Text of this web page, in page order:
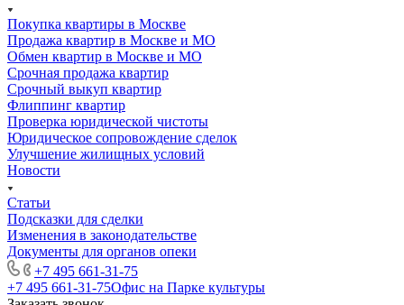
Покупка квартиры в Москве
Продажа квартир в Москве и МО
Обмен квартир в Москве и МО
Срочная продажа квартир
Срочный выкуп квартир
Флиппинг квартир
Проверка юридической чистоты
Юридическое сопровождение сделок
Улучшение жилищных условий
Новости
Статьи
Подсказки для сделки
Изменения в законодательстве
Документы для органов опеки
+7 495 661-31-75
+7 495 661-31-75Офис на Парке культуры